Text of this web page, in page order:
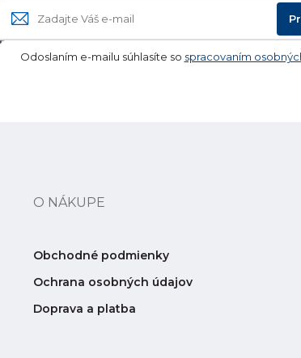
Odoslaním e-mailu súhlasíte so spracovaním
O NÁKUPE
Obchodné podmienky
Ochrana osobných údajov
Doprava a platba